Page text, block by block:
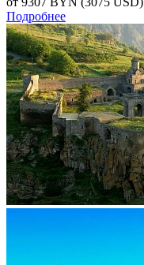
Подробнее